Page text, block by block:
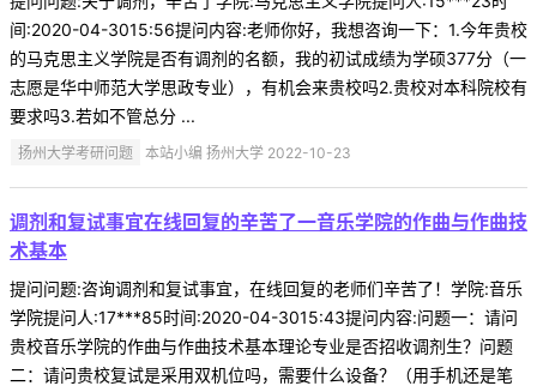
间:2020-04-3015:56提问内容:老师你好，我想咨询一下：1.今年贵校
的马克思主义学院是否有调剂的名额，我的初试成绩为学硕377分（一
志愿是华中师范大学思政专业），有机会来贵校吗2.贵校对本科院校有
要求吗3.若如不管总分 ...
扬州大学考研问题 本站小编 扬州大学 2022-10-23
调剂和复试事宜在线回复的辛苦了一音乐学院的作曲与作曲技
术基本
提问问题:咨询调剂和复试事宜，在线回复的老师们辛苦了！学院:音乐
学院提问人:17***85时间:2020-04-3015:43提问内容:问题一：请问
贵校音乐学院的作曲与作曲技术基本理论专业是否招收调剂生？问题
二：请问贵校复试是采用双机位吗，需要什么设备？（用手机还是笔